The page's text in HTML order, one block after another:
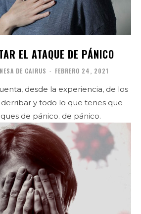
EL ATAQUE DE PÁNICO
DE CAIRUS - FEBRERO 24, 2021
desde la experiencia, de los
y todo lo que tenes que
de pánico. de pánico.